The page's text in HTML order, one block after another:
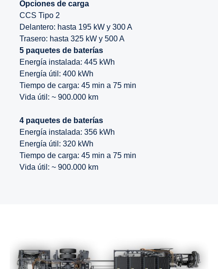
Opciones de carga
CCS Tipo 2
Delantero: hasta 195 kW y 300 A
Trasero: hasta 325 kW y 500 A
5 paquetes de baterías
Energía instalada: 445 kWh
Energía útil: 400 kWh
Tiempo de carga: 45 min a 75 min
Vida útil: ~ 900.000 km
4 paquetes de baterías
Energía instalada: 356 kWh
Energía útil: 320 kWh
Tiempo de carga: 45 min a 75 min
Vida útil: ~ 900.000 km